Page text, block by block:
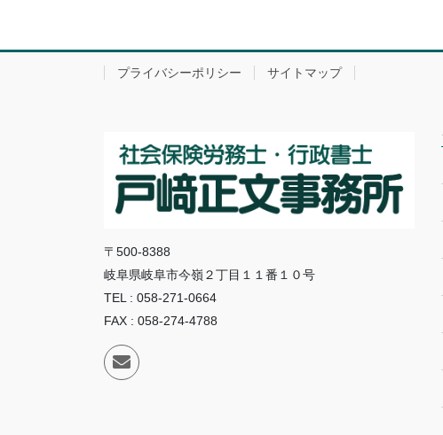
プライバシーポリシー サイトマップ
〒500-8388
岐阜県岐阜市今嶺２丁目１１番１０号
TEL : 058-271-0664
FAX : 058-274-4788